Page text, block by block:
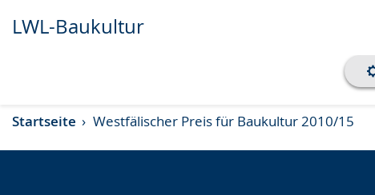
Transkript anzeigen
Abspielen
Pausieren
LWL-Baukultur
Startseite Westfälischer Preis für Baukultur 2010/15